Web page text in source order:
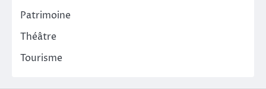
Patrimoine
Théâtre
Tourisme